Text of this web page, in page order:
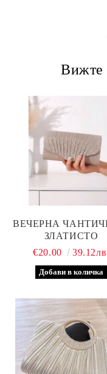
Вижте
ВЕЧЕРНА
ЗЛАТИСТО
€20.00